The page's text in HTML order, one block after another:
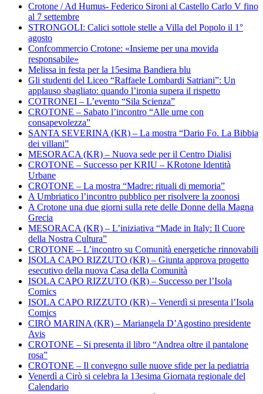
Crotone / Ad Humus- Federico Sironi al Castello Carlo V fino
al 7 settembre
STRONGOLI: Calici sottole stelle a Villa del Popolo il 1°
agosto
Confcommercio Crotone: «Insieme per una movida
responsabile»
Melissa in festa per la 15esima Bandiera blu
Gli studenti del Liceo “Raffaele Lombardi Satriani”: Un
applauso sbagliato: quando l’ironia supera il rispetto
COTRONEI – L’evento “Sila Scienza”
CROTONE – Sabato l’incontro “Alle urne con
consapevolezza”
SANTA SEVERINA (KR) – La mostra “Dario Fo. La Bibbia
dei villani”
MESORACA (KR) – Nuova sede per il Centro Dialisi
CROTONE – Successo per KRIU – KRotone Identità
Urbane
CROTONE – La mostra “Madre: rituali di memoria”
A Umbriatico l’incontro pubblico per risolvere la zoonosi
A Crotone una due giorni sulla rete delle Donne della Magna
Grecia
MESORACA (KR) – L’iniziativa “Made in Italy: Il Cuore
della Nostra Cultura”
CROTONE – L’incontro su Comunità energetiche rinnovabili
ISOLA CAPO RIZZUTO (KR) – Giunta approva progetto
esecutivo della nuova Casa della Comunità
ISOLA CAPO RIZZUTO (KR) – Successo per l’Isola
Comics
ISOLA CAPO RIZZUTO (KR) – Venerdì si presenta l’Isola
Comics
CIRÒ MARINA (KR) – Mariangela D’Agostino presidente
Avis
CROTONE – Si presenta il libro “Andrea oltre il pantalone
rosa”
CROTONE – Il convegno sulle nuove sfide per la pediatria
Venerdì a Cirò si celebra la 13esima Giornata regionale del
Calendario